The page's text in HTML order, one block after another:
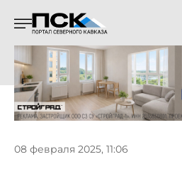
08 февраля 2025, 11:06